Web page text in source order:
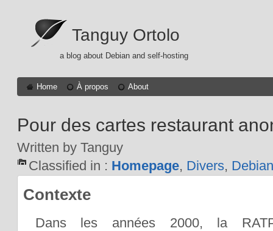
Tanguy Ortolo
a blog about Debian and self-hosting
Home À propos About
Pour des cartes restaurant
Written by Tanguy
Classified in : Homepage, Divers,
Contexte
Dans les années 2000, la